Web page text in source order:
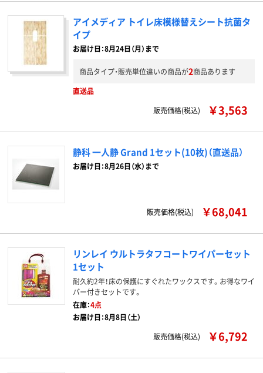
アイメディア トイレ床模様替えシート抗菌タ
イプ
お届け日：8月24日（月）まで
商品タイプ・販売単位違いの商品が2商品あります
直送品
販売価格(税込)
￥3,563
静科 一人静 Grand 1セット(10枚)（直送品）
お届け日：8月26日（水）まで
販売価格(税込) ￥68,041
リンレイ ウルトラタフコートワイパーセット
1セット
耐久約2年！床の保護にすぐれたワックスです。お得なワイ
パー付きセットです。
在庫：4点
お届け日：8月8日（土）
販売価格(税込)
￥6,792